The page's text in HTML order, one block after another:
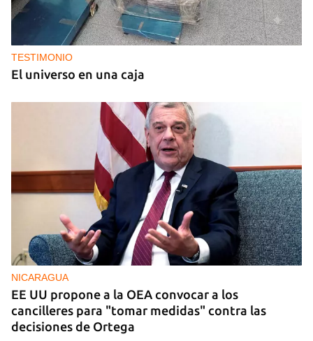
TESTIMONIO
El universo en una caja
NICARAGUA
EE UU propone a la OEA convocar a los
cancilleres para "tomar medidas" contra las
decisiones de Ortega